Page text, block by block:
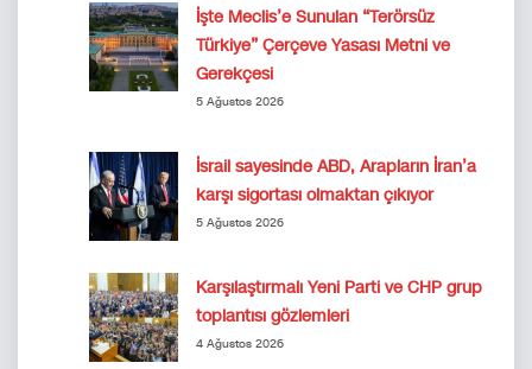
İşte Meclis’e Sunulan “Terörsüz
Türkiye” Çerçeve Yasası Metni ve
Gerekçesi
5 Ağustos 2026
İsrail sayesinde ABD, Arapların İran’a
karşı sigortası olmaktan çıkıyor
5 Ağustos 2026
Karşılaştırmalı Yeni Parti ve CHP grup
toplantısı gözlemleri
4 Ağustos 2026